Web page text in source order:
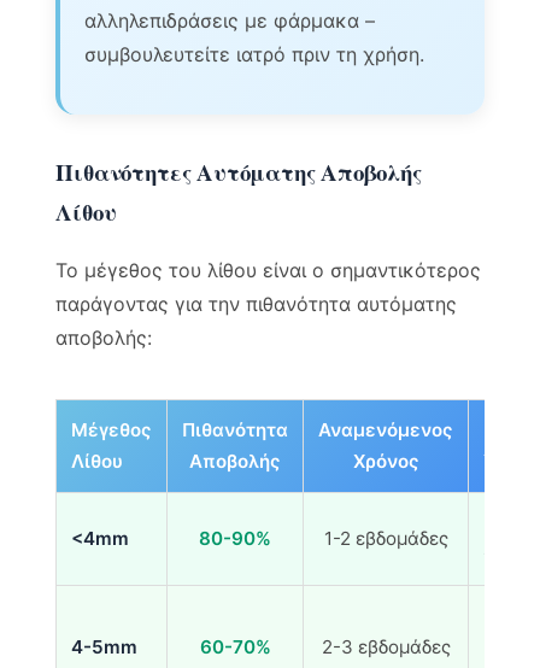
αλληλεπιδράσεις με φάρμακα –
συμβουλευτείτε ιατρό πριν τη χρήση.
Πιθανότητες Αυτόματης Αποβολής
Λίθου
Το μέγεθος του λίθου είναι ο σημαντικότερος
παράγοντας για την πιθανότητα αυτόματης
αποβολής:
Μέγεθος
Λίθου
Πιθανότητα
Αποβολής
Αναμενόμενος
Χρόνος
<4mm 80-90% 1-2 εβδομάδες
4-5mm 60-70% 2-3 εβδομάδες